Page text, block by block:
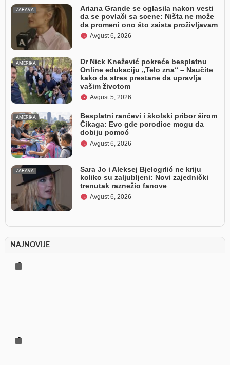
ZABAVA
Ariana Grande se oglasila nakon vesti
da se povlači sa scene: Ništa ne može
da promeni ono što zaista proživljavam
Avgust 6, 2026
AMERIKA
Dr Nick Knežević pokreće besplatnu
Online edukaciju „Telo zna“ – Naučite
kako da stres prestane da upravlja
vašim životom
Avgust 5, 2026
AMERIKA
Besplatni rančevi i školski pribor širom
Čikaga: Evo gde porodice mogu da
dobiju pomoć
Avgust 6, 2026
ZABAVA
Sara Jo i Aleksej Bjelogrlić ne kriju
koliko su zaljubljeni: Novi zajednički
trenutak raznežio fanove
Avgust 6, 2026
NAJNOVIJE
-0
-1